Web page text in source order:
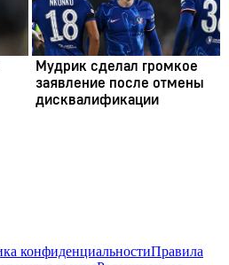
конфиденциальностиПравила